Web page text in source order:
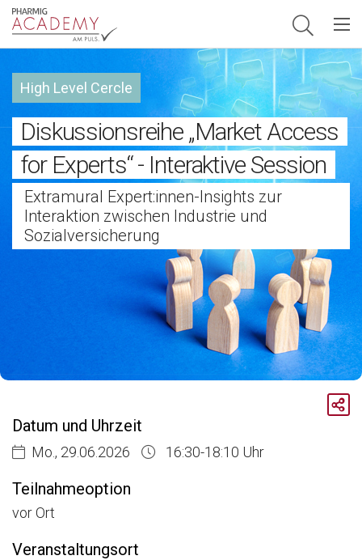
Hauptnavigation
High Level Cercle
Diskussionsreihe „Market Access
for Experts“ - Interaktive Session
Extramural Expert:innen-Insights zur
Interaktion zwischen Industrie und
Sozialversicherung
Aktuelle Veranstaltungen
Diskussionsreihe „Market Access for Experts“ - Interaktive Session
Datum und Uhrzeit
Mo., 29.06.2026 16:30-18:10 Uhr
Teilnahmeoption
vor Ort
Veranstaltungsort